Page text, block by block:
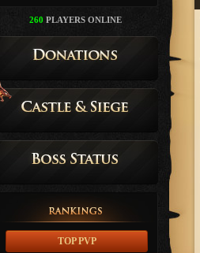
260 PLAYERS ONLINE
TOP PVP